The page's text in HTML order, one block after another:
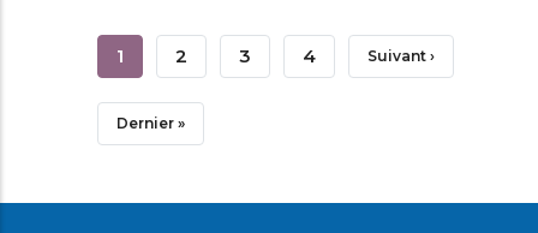
Pagination
Page
Courante
1 Page
2 Page
3 Page
4 Page
Suivant ›
Dernière
Dernier »